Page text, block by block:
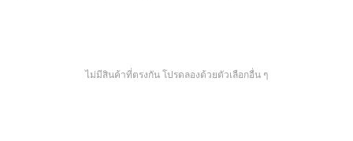
ไม่มีสินค้าที่ตรงกัน โปรดลองด้วยตัวเลือกอื่น ๆ